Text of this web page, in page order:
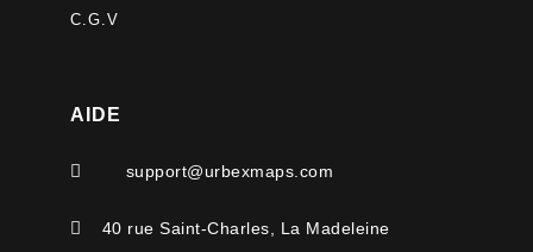
C.G.V
AIDE
 support@urbexmaps.com
 40 rue Saint-Charles, La Madeleine